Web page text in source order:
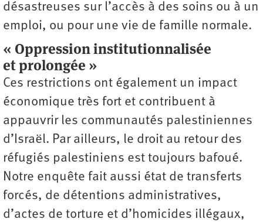
désastreuses sur l’accès à des soins ou à un
emploi, ou pour une vie de famille normale.
« Oppression institutionnalisée
et prolongée »
Ces restrictions ont également un impact
économique très fort et contribuent à
appauvrir les communautés palestiniennes
d’Israël. Par ailleurs, le droit au retour des
réfugiés palestiniens est toujours bafoué.
Notre enquête fait aussi état de transferts
forcés, de détentions administratives,
d’actes de torture et d’homicides illégaux,